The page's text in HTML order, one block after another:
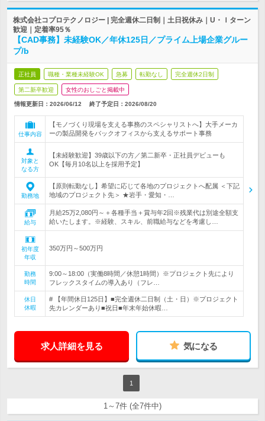
株式会社コプロテクノロジー | 完全週休二日制｜土日祝休み｜U・Ｉターン
歓迎｜定着率95％
【CAD事務】未経験OK／年休125日／プライム上場企業グルー
プ/b
正社員 職種・業種未経験OK 急募 転勤なし 完全週休2日制
第二新卒歓迎 女性のおしごと掲載中
情報更新日：2026/06/12 終了予定日： 2026/08/20
仕事内容
【モノづくり現場を支える事務のスペシャリストへ】大手メーカ
ーの製品開発をバックオフィスから支えるサポート事務
対象と
なる方
【未経験歓迎】39歳以下の方／第二新卒・正社員デビューも
OK【毎月10名以上を採用予定】
勤務地
【原則転勤なし】希望に応じて各地のプロジェクトへ配属 ＜下記
地域のプロジェクト先＞ ★岩手・愛知・…
給与
月給25万2,080円～＋各種手当＋賞与年2回※残業代は別途全額支
給いたします。※経験、スキル、前職給与などを考慮し…
初年度
年収
350万円～500万円
勤務
時間
9:00～18:00（実働8時間／休憩1時間）※プロジェクト先により
フレックスタイムの導入あり（フレ…
休日
休暇
# 【年間休日125日】■完全週休二日制（土・日）※プロジェクト
先カレンダーあり■祝日■年末年始休暇…
求人詳細を見る 気になる
1
1～7件 (全7件中)